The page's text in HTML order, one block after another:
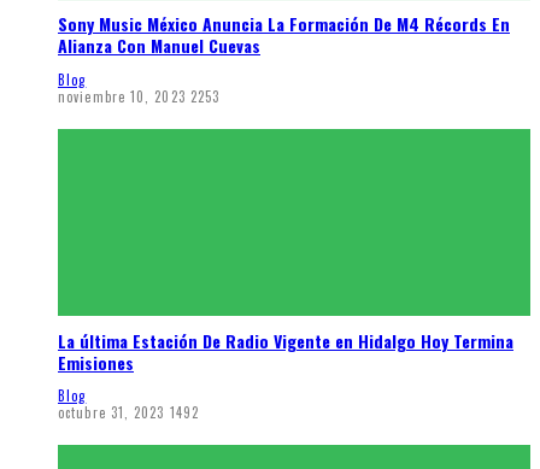
Sony Music México Anuncia La Formación De M4 Récords En
Alianza Con Manuel Cuevas
Blog
noviembre 10, 2023 2253
La última Estación De Radio Vigente en Hidalgo Hoy Termina
Emisiones
Blog
octubre 31, 2023 1492